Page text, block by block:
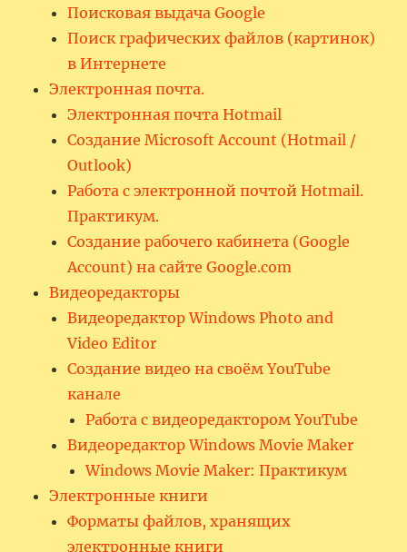
Поисковая выдача Google
Поиск графических файлов (картинок)
в Интернете
Электронная почта.
Электронная почта Hotmail
Создание Microsoft Account (Hotmail /
Outlook)
Работа с электронной почтой Hotmail.
Практикум.
Создание рабочего кабинета (Google
Account) на сайте Google.com
Видеоредакторы
Видеоредактор Windows Photo and
Video Editor
Создание видео на своём YouTube
канале
Работа с видеоредактором YouTube
Видеоредактор Windows Movie Maker
Windows Movie Maker: Практикум
Электронные книги
Форматы файлов, хранящих
электронные книги